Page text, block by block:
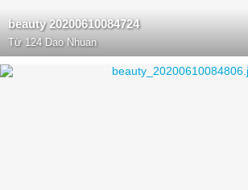
beauty 20200610084724
Từ 124 Dao Nhuan